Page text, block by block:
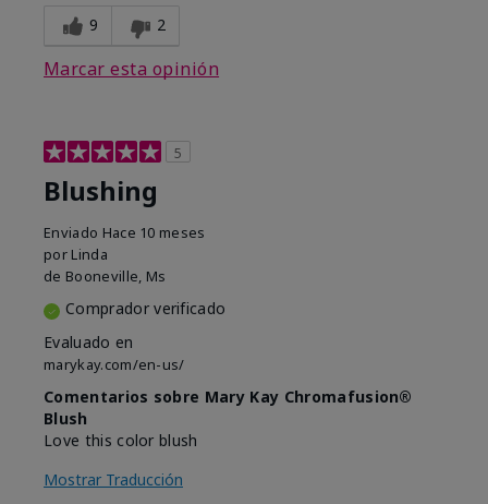
9 2
Marcar esta opinión
5
Blushing
Enviado Hace 10 meses
por Linda
de Booneville, Ms
Comprador verificado
Evaluado en
marykay.com/en-us/
Comentarios sobre Mary Kay Chromafusion®
Blush
Love this color blush
Mostrar Traducción